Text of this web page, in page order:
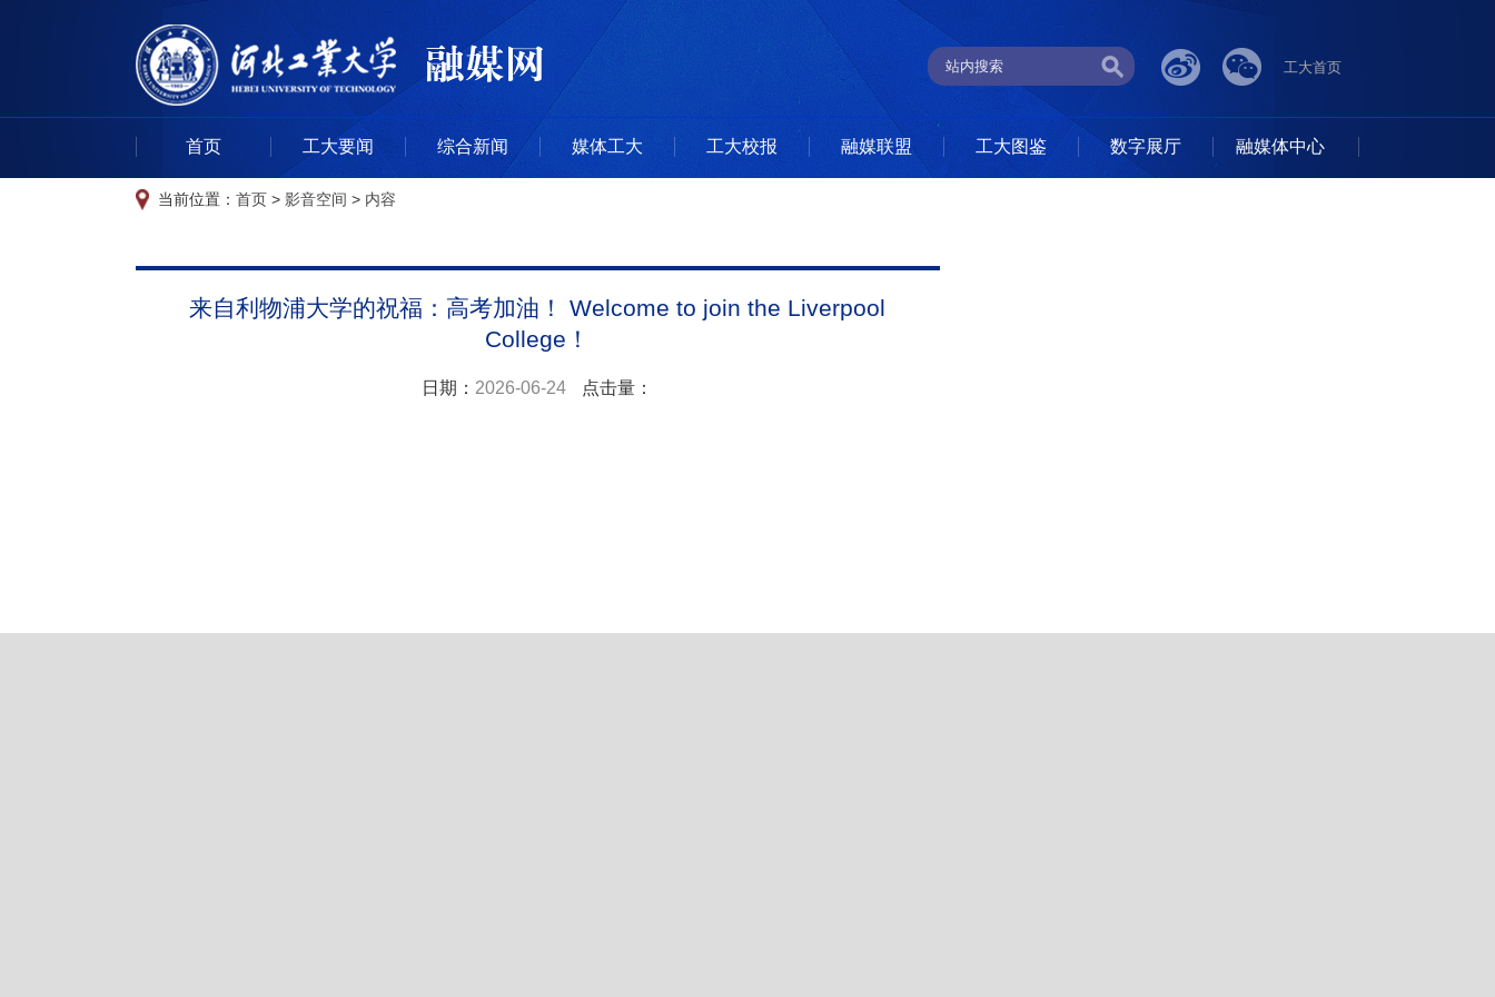
工大首页
首页 工大要闻 综合新闻 媒体工大 工大校报 融媒联盟 工大图鉴 数字展厅 融媒体中心
当前位置： 首页 > 影音空间 > 内容
来自利物浦大学的祝福：高考加油！ Welcome to join the Liverpool
College！
日期： 2026-06-24 点击量：